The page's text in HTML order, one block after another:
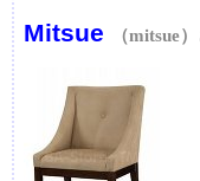
Mitsue （mitsue）